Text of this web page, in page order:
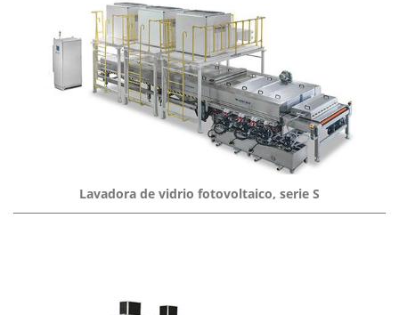
Lavadora de vidrio fotovoltaico, serie S